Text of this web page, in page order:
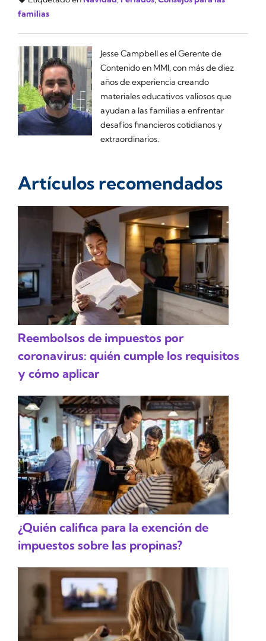
familias
Jesse Campbell es el Gerente de
Contenido en MMI, con más de diez
años de experiencia creando
materiales educativos valiosos que
ayudan a las familias a enfrentar
desafíos financieros cotidianos y
extraordinarios.
Artículos recomendados
Reembolsos de impuestos por
coronavirus: quién cumple los requisitos
y cómo aplicar
¿Quién califica para la exención de
impuestos sobre las propinas?